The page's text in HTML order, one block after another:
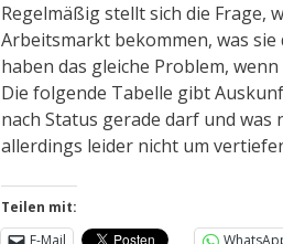
Regelmäßig stellt sich die Frage,
Arbeitsmarkt bekommen, was
haben das gleiche Problem,
Die folgende Tabelle gibt
nach Status gerade darf und was
allerdings leider nicht um
Teilen mit: